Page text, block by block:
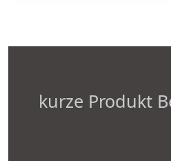
kurze Produkt